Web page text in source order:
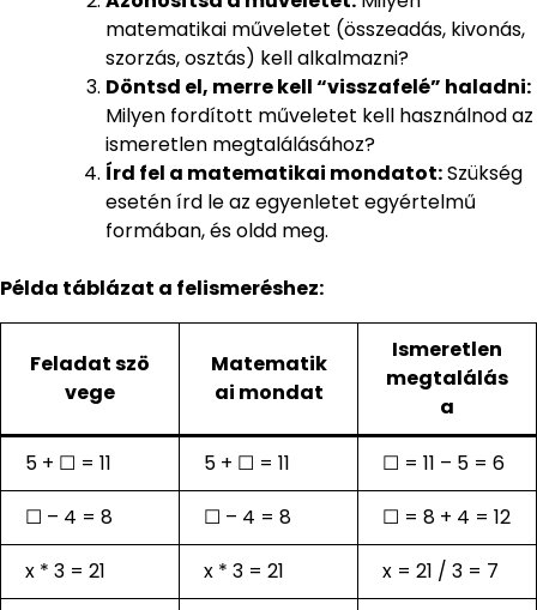
matematikai műveletet (összeadás, kivonás,
szorzás, osztás) kell alkalmazni?
Döntsd el, merre kell “visszafelé” haladni:
Milyen fordított műveletet kell használnod az
ismeretlen megtalálásához?
Írd fel a matematikai mondatot:Szükség
esetén írd le az egyenletet egyértelmű
formában, és oldd meg.
Példa táblázat a felismeréshez:
Feladat szö
vege
Matematik
ai mondat
Ismeretlen
megtalálás
a
5 + ☐ = 11 5 + ☐ = 11
☐ = 11 – 5 = 6
☐ – 4 = 8
☐ – 4 = 8
☐ = 8 + 4 = 12
x * 3 = 21
x * 3 = 21
x = 21 / 3 = 7